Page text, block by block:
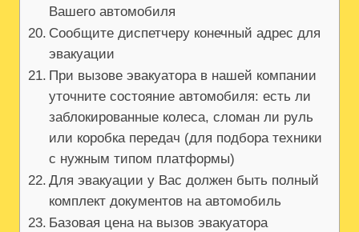
Вашего автомобиля
Сообщите диспетчеру конечный адрес для
эвакуации
При вызове эвакуатора в нашей компании
уточните состояние автомобиля: есть ли
заблокированные колеса, сломан ли руль
или коробка передач (для подбора техники
с нужным типом платформы)
Для эвакуации у Вас должен быть полный
комплект документов на автомобиль
Базовая цена на вызов эвакуатора